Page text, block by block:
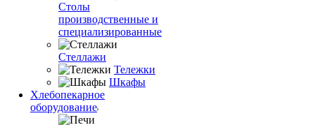
Столы
производственные и
специализированные
Стеллажи
Тележки
Шкафы
Хлебопекарное
оборудование